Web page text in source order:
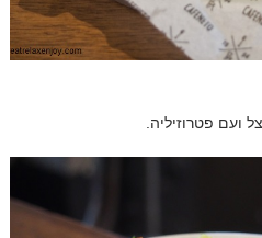
ועם פטרוזיליה.